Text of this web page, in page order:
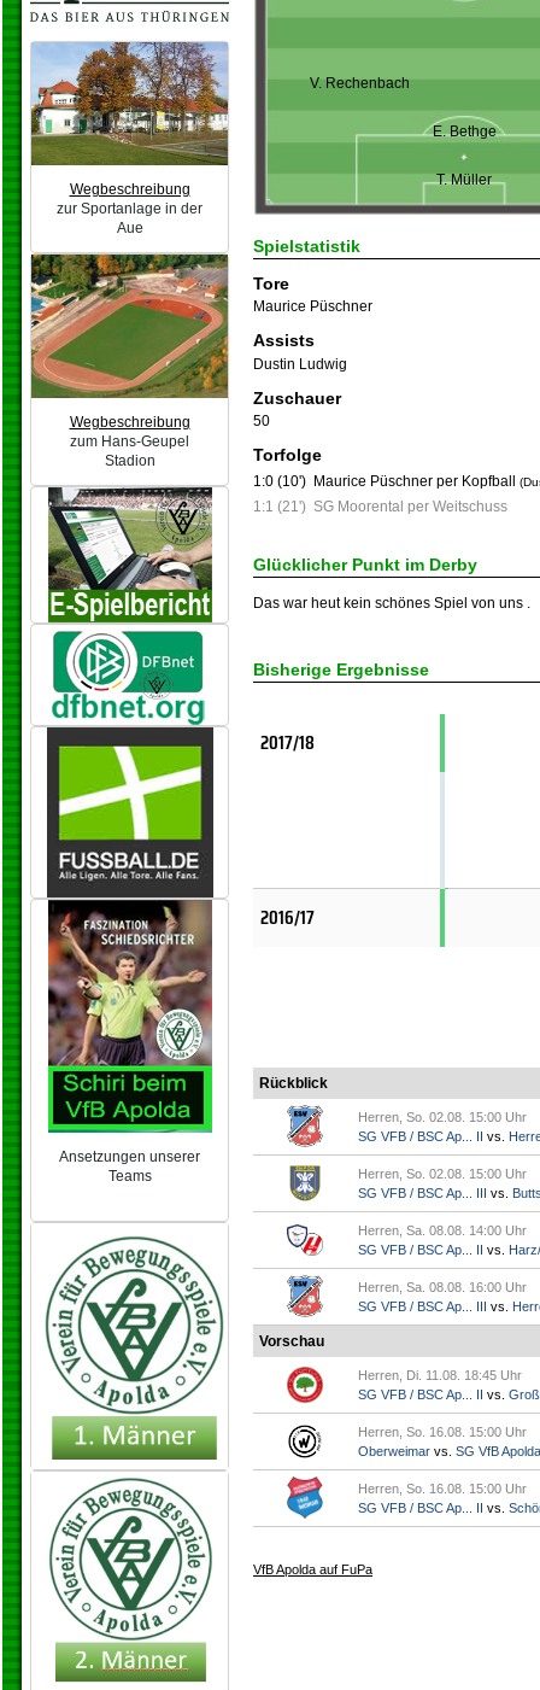
Wegbeschreibung
zur Sportanlage in der
Aue
Wegbeschreibung
zum Hans-Geupel
Stadion
Ansetzungen unserer
Teams
V. Rechenbach
E. Bethge
T. Müller
Spielstatistik
Tore
Maurice Püschner
Assists
Dustin Ludwig
Zuschauer
50
Torfolge
1:0 (10') Maurice Püschner per Kopfball
1:1 (21') SG Moorental per Weitschuss
Glücklicher Punkt im Derby
Das war heut kein schönes Spiel von uns .
Bisherige Ergebnisse
2017/18
2016/17
Rückblick
Herren, So. 02.08. 15:00 Uhr
SG VFB / BSC Ap... II vs.
Herren, So. 02.08. 15:00 Uhr
SG VFB / BSC Ap... III vs.
Herren, Sa. 08.08. 14:00 Uhr
SG VFB / BSC Ap... II vs.
Herren, Sa. 08.08. 16:00 Uhr
SG VFB / BSC Ap... III vs.
Vorschau
Herren, Di. 11.08. 18:45 Uhr
SG VFB / BSC Ap... II vs.
Herren, So. 16.08. 15:00 Uhr
Oberweimar vs. SG VfB Apolda
Herren, So. 16.08. 15:00 Uhr
SG VFB / BSC Ap... II vs.
VfB Apolda auf FuPa